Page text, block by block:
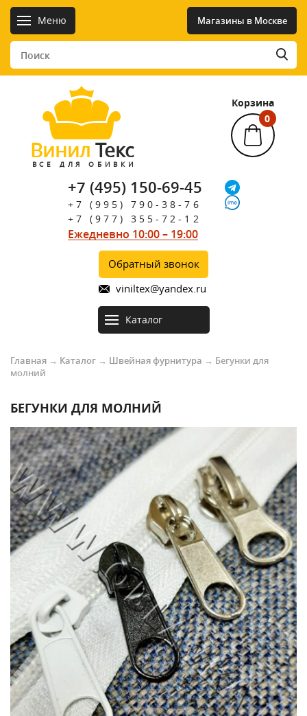
Меню Магазины в Москве
Винил Текс
ВСЕ ДЛЯ ОБИВКИ
+7 (495) 150-69-45
+7 (995) 790-38-76
+7 (977) 355-72-12
Ежедневно 10:00 – 19:00
Обратный звонок
viniltex@yandex.ru
Корзина
0
Каталог
Главная → Каталог → Швейная фурнитура → Бегунки для
молний
БЕГУНКИ ДЛЯ МОЛНИЙ